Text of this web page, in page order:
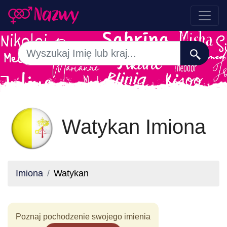
Watykan Imiona
Imiona Watykan
Poznaj pochodzenie swojego imienia